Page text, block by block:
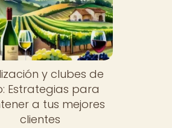
y clubes de
Estrategias para
a tus mejores
clientes